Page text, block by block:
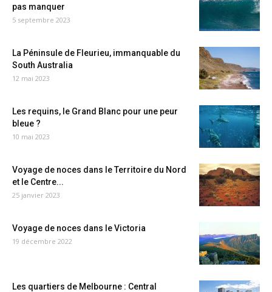
pas manquer
5 septembre 2023
La Péninsule de Fleurieu, immanquable du
South Australia
12 mai 2023
Les requins, le Grand Blanc pour une peur
bleue ?
10 mai 2023
Voyage de noces dans le Territoire du Nord
et le Centre...
25 janvier 2023
Voyage de noces dans le Victoria
19 décembre 2022
Les quartiers de Melbourne : Central